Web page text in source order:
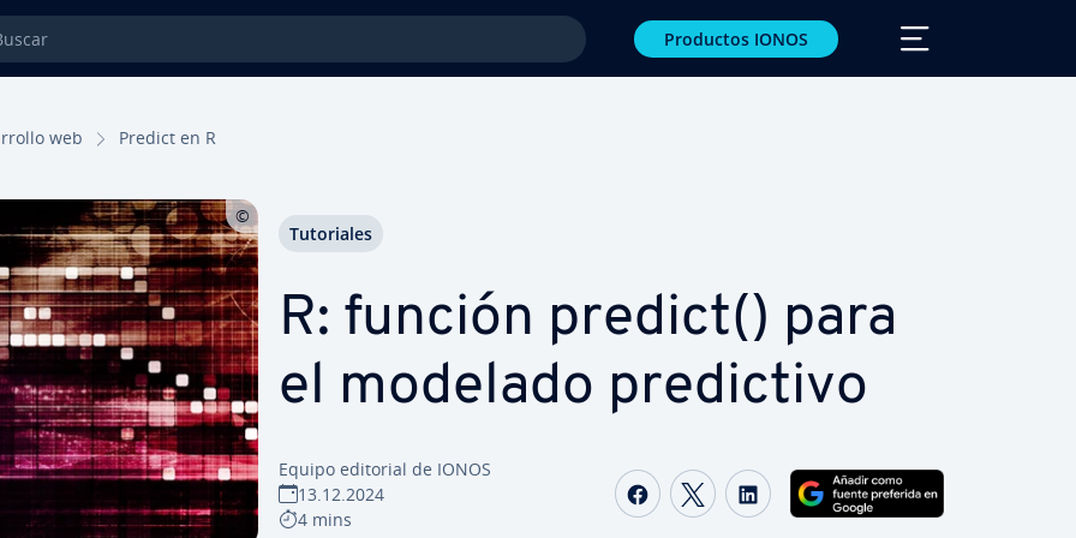
Productos IONOS
web Predict en R
R: función predict() para
el modelado pre­di­c­ti­vo
Equipo editorial de IONOS
13.12.2024
4 mins
Compartir Facebook
Compartir Twitter
Compartir LinkedIn
Tu­to­ria­les